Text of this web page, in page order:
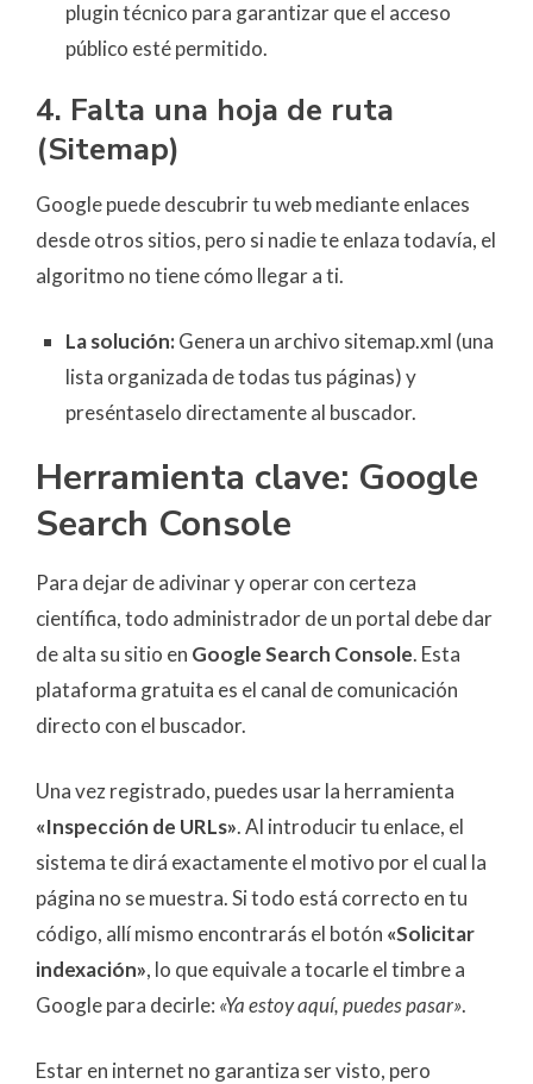
plugin técnico para garantizar que el acceso
público esté permitido.
4. Falta una hoja de ruta
(Sitemap)
Google puede descubrir tu web mediante enlaces
desde otros sitios, pero si nadie te enlaza todavía, el
algoritmo no tiene cómo llegar a ti.
La solución:Genera un archivo sitemap.xml (una
lista organizada de todas tus páginas) y
preséntaselo directamente al buscador.
Herramienta clave: Google
Search Console
Para dejar de adivinar y operar con certeza
científica, todo administrador de un portal debe dar
de alta su sitio en Google Search Console. Esta
plataforma gratuita es el canal de comunicación
directo con el buscador.
Una vez registrado, puedes usar la herramienta
«Inspección de URLs». Al introducir tu enlace, el
sistema te dirá exactamente el motivo por el cual la
página no se muestra. Si todo está correcto en tu
código, allí mismo encontrarás el botón «Solicitar
indexación», lo que equivale a tocarle el timbre a
Google para decirle: «Ya estoy aquí, puedes pasar».
Estar en internet no garantiza ser visto, pero